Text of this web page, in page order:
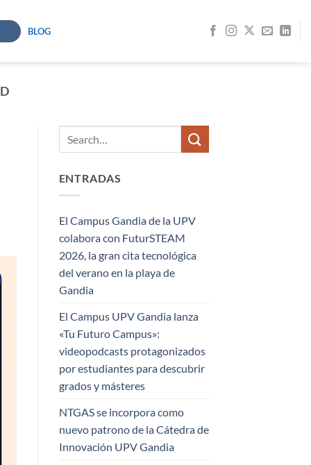
BLOG
ENTRADAS
El Campus Gandia de la UPV
colabora con FuturSTEAM
2026, la gran cita tecnológica
del verano en la playa de
Gandia
El Campus UPV Gandia lanza
«Tu Futuro Campus»:
videopodcasts protagonizados
por estudiantes para descubrir
grados y másteres
NTGAS se incorpora como
nuevo patrono de la Cátedra de
Innovación UPV Gandia